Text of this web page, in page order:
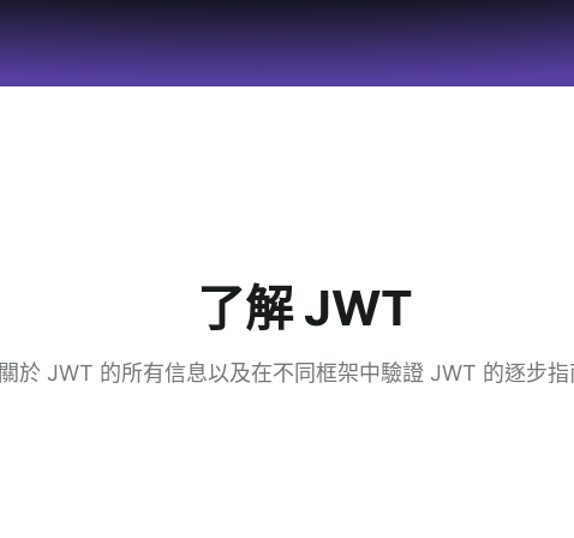
了解 JWT
關於 JWT 的所有信息以及在不同框架中驗證 JWT 的逐步